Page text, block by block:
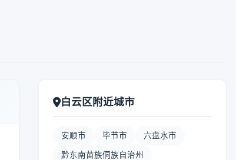
白云区附近城市
安顺市 毕节市 六盘水市
黔东南苗族侗族自治州